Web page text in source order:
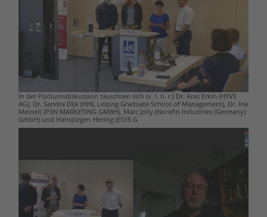
In der Podiumsdiskussion tauschten sich (v. l. n. r.) Dr. Aras Erkin (HYVE
AG), Dr. Sandra Dijk (HHL Leipzig Graduate School of Management), Dr. Ina
Meinelt (P3N MARKETING GMBH), Marc Jolly (Norafin Industries (Germany)
GmbH) und Hansjürgen Hering (ESYS G